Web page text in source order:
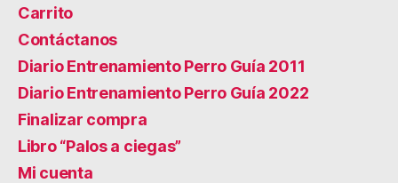
Carrito
Contáctanos
Diario Entrenamiento Perro Guía 2011
Diario Entrenamiento Perro Guía 2022
Finalizar compra
Libro “Palos a ciegas”
Mi cuenta